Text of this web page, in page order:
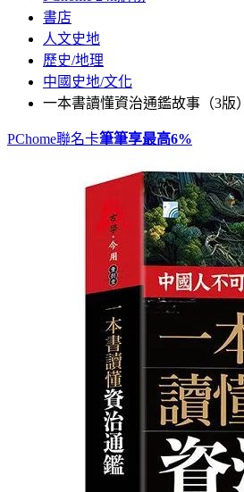
書店
人文史地
歷史/地理
中國史地/文化
一本書讀懂資治通鑑故事（3版）
PChome聯名卡筆筆享最高6%